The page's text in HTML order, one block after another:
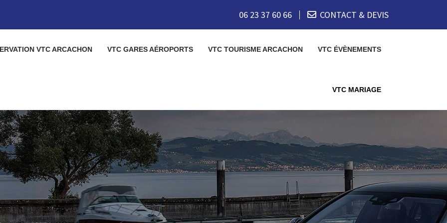
06 23 37 60 66 CONTACT & DEVIS
VTC ARCACHON VTC GARES AÉROPORTS VTC TOURISME ARCACHON VTC ÉVÈNEMENTS
VTC MARIAGE